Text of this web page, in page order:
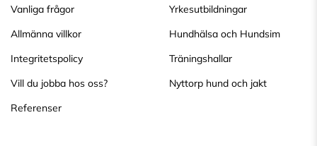
Vanliga frågor
Allmänna villkor
Integritetspolicy
Vill du jobba hos oss?
Referenser
Yrkesutbildningar
Hundhälsa och Hundsim
Träningshallar
Nyttorp hund och jakt